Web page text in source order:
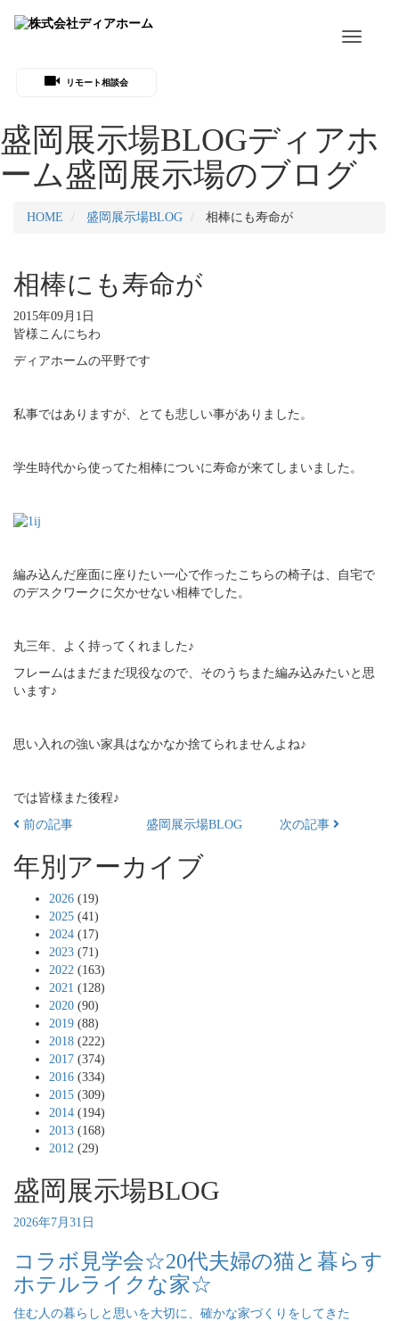
Toggle
リモート相談会
盛岡展示場BLOGディアホ
ーム盛岡展示場のブログ
HOME 盛岡展示場BLOG 相棒にも寿命が
相棒にも寿命が
2015年09月1日
皆様こんにちわ
ディアホームの平野です
私事ではありますが、とても悲しい事がありました。
学生時代から使ってた相棒についに寿命が来てしまいました。
編み込んだ座面に座りたい一心で作ったこちらの椅子は、自宅で
のデスクワークに欠かせない相棒でした。
丸三年、よく持ってくれました♪
フレームはまだまだ現役なので、そのうちまた編み込みたいと思
います♪
思い入れの強い家具はなかなか捨てられませんよね♪
では皆様また後程♪
前の記事
盛岡展示場BLOG 次の記事
年別アーカイブ
2026 (19)
2025 (41)
2024 (17)
2023 (71)
2022 (163)
2021 (128)
2020 (90)
2019 (88)
2018 (222)
2017 (374)
2016 (334)
2015 (309)
2014 (194)
2013 (168)
2012 (29)
盛岡展示場BLOG
2026年7月31日
コラボ見学会☆20代夫婦の猫と暮らす
ホテルライクな家☆
住む人の暮らしと思いを大切に、確かな家づくりをしてきた